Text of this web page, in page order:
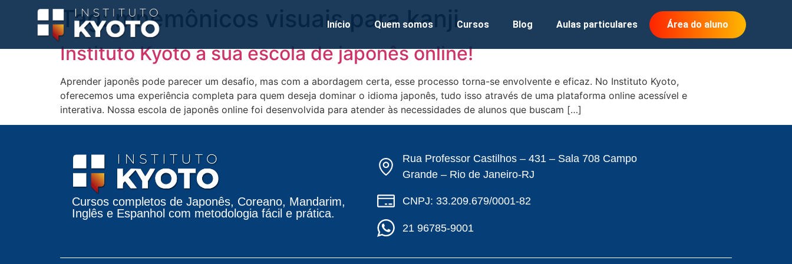
Início Quem somos Cursos Blog Aulas particulares Área do aluno
Tag:mnemônicos visuais para kanji
Instituto Kyoto a sua escola de japonês online!
Aprender japonês pode parecer um desafio, mas com a abordagem certa, esse processo torna-se envolvente e eficaz. No Instituto Kyoto,
oferecemos uma experiência completa para quem deseja dominar o idioma japonês, tudo isso através de uma plataforma online acessível e
interativa. Nossa escola de japonês online foi desenvolvida para atender às necessidades de alunos que buscam […]
Cursos completos de Japonês, Coreano, Mandarim,
Inglês e Espanhol com metodologia fácil e prática.
Rua Professor Castilhos – 431 – Sala 708 Campo
Grande – Rio de Janeiro-RJ
CNPJ: 33.209.679/0001-82
21 96785-9001